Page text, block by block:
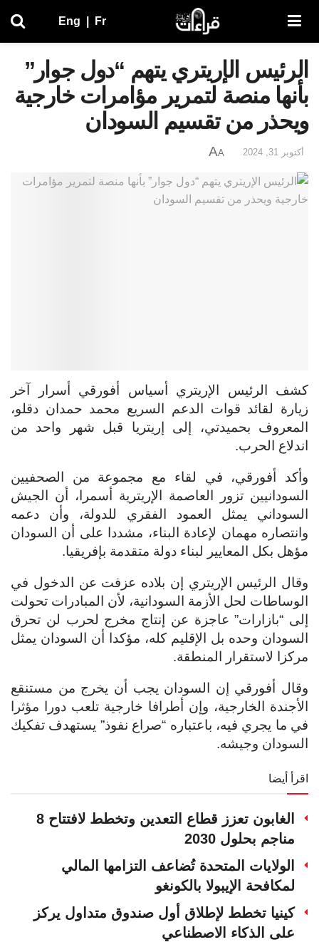
Eng Fr
الرئيس الإريتري يتهم “دول جوار”
بأنها منصة لتمرير مؤامرات خارجية
ويحذر من تقسيم السودان
أكتوبر 31, 2024 A
A
كشف الرئيس الإريتري أسياس أفورقي أسرار آخر
زيارة لقائد قوات الدعم السريع محمد حمدان دقلو،
المعروف بحميدتي، إلى إريتريا قبل شهر واحد من
اندلاع الحرب.
وأكد أفورقي، في لقاء مع مجموعة من الصحفيين
السودانيين تزور العاصمة الإريترية أسمرا، أن الجيش
السوداني يمثل العمود الفقري للدولة، وأن دعمه
وانتصاره مهمان لإعادة البناء، مشددا على أن السودان
مؤهل بكل المعايير لبناء دولة متقدمة بإفريقيا.
وقال الرئيس الإريتري إن بلاده عزفت عن الدخول في
الوساطات لحل الأزمة السودانية، لأن المبادرات تحولت
إلى “بازارات” عاجزة عن إنتاج مخرج لحرب لن تحرق
السودان وحده بل الإقليم كله، مؤكدا أن السودان يمثل
مركزا لاستقرار المنطقة.
وقال أفورقي إن السودان يجب أن يخرج من مستنقع
الأجندة الخارجية، وإن أطرافا خارجية تلعب دورا مؤثرا
في ما يجري فيه، باعتباره “صراع نفوذ” يستهدف تفكيك
السودان وجيشه.
اقرأ أيضا
الغابون تعزز قطاع التعدين وتخطط لافتتاح 8
مناجم بحلول 2030
الولايات المتحدة تُضاعف التزامها المالي
لمكافحة الإيبولا بالكونغو
كينيا تخطط لإطلاق أول صندوق متداول يركز
على الذكاء الاصطناعي